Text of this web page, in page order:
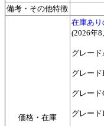
備考・その他特徴
価格・在庫
在庫あり
(2026年
グレード
グレード
グレード
グレード